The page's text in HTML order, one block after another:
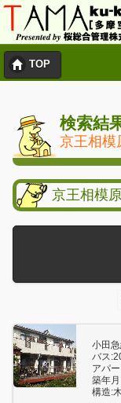
TOP
検索結
京王相模
京王相模
小田
バス
アパ
築年
構造: